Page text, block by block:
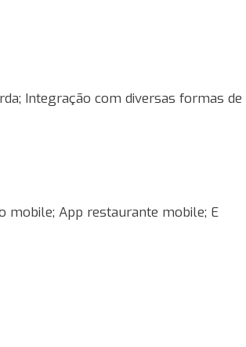
Integração com diversas formas de
mobile; App restaurante mobile; E